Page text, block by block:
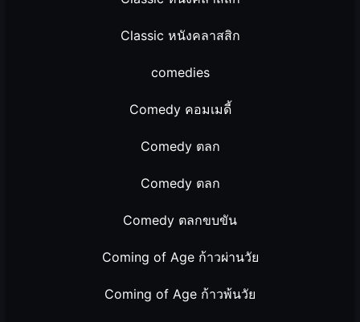
Classic หนังคลาสสิก
comedies
Comedy คอมเมดี้
Comedy ตลก
Comedy ตลก
Comedy ตลกขบขัน
Coming of Age ก้าวผ่านวัย
Coming of Age ก้าวพ้นวัย